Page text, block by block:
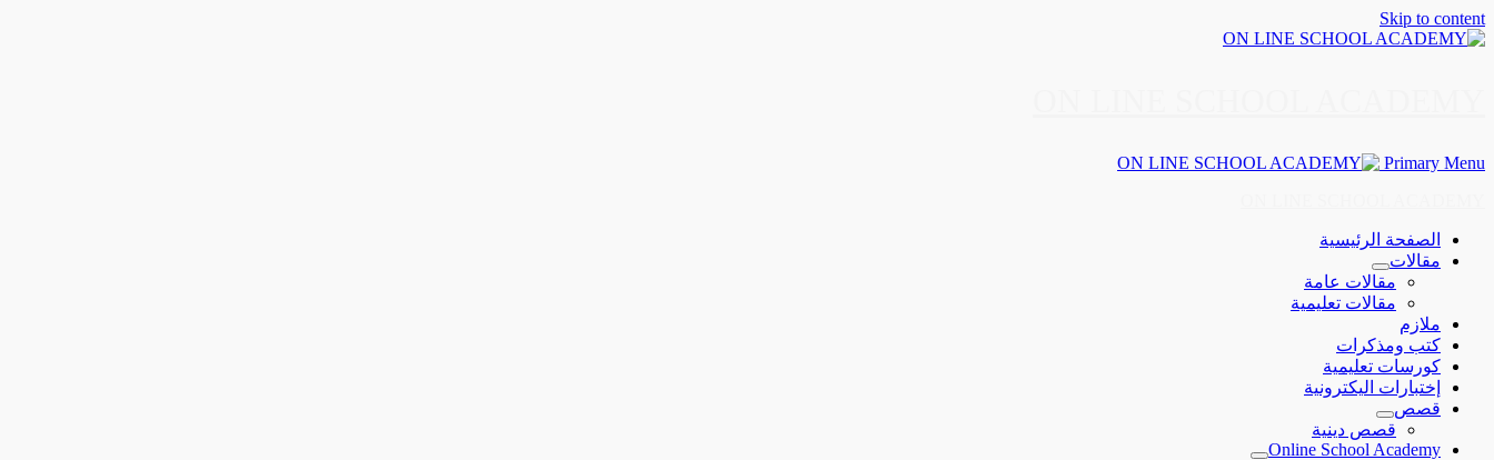
Skip to content
Primary Menu
الصفحة الرئيسية
مقالات
مقالات عامة
مقالات تعليمية
ملازم
كتب ومذكرات
كورسات تعليمية
إختبارات اليكترونية
قصص
قصص دينية
Online School Academy